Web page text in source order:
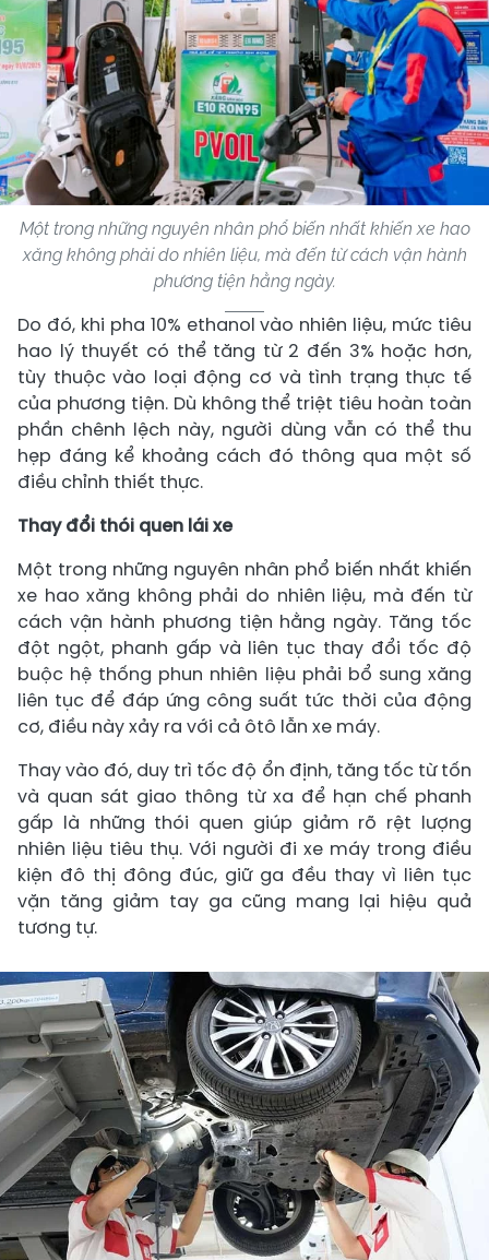
Một trong những nguyên nhân phổ biến nhất khiến xe hao
xăng không phải do nhiên liệu, mà đến từ cách vận hành
phương tiện hằng ngày.
Do đó, khi pha 10% ethanol vào nhiên liệu, mức tiêu
hao lý thuyết có thể tăng từ 2 đến 3% hoặc hơn,
tùy thuộc vào loại động cơ và tình trạng thực tế
của phương tiện. Dù không thể triệt tiêu hoàn toàn
phần chênh lệch này, người dùng vẫn có thể thu
hẹp đáng kể khoảng cách đó thông qua một số
điều chỉnh thiết thực.
Thay đổi thói quen lái xe
Một trong những nguyên nhân phổ biến nhất khiến
xe hao xăng không phải do nhiên liệu, mà đến từ
cách vận hành phương tiện hằng ngày. Tăng tốc
đột ngột, phanh gấp và liên tục thay đổi tốc độ
buộc hệ thống phun nhiên liệu phải bổ sung xăng
liên tục để đáp ứng công suất tức thời của động
cơ, điều này xảy ra với cả ôtô lẫn xe máy.
Thay vào đó, duy trì tốc độ ổn định, tăng tốc từ tốn
và quan sát giao thông từ xa để hạn chế phanh
gấp là những thói quen giúp giảm rõ rệt lượng
nhiên liệu tiêu thụ. Với người đi xe máy trong điều
kiện đô thị đông đúc, giữ ga đều thay vì liên tục
vặn tăng giảm tay ga cũng mang lại hiệu quả
tương tự.